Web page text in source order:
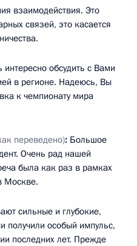
взаимодействия. Это
связей, это касается
обсудить с Вами
в регионе. Надеюсь, Вы
к чемпионату мира
переведено): Большое
Очень рад нашей
была как раз в рамках
Москве.
сильные и глубокие,
получили особый импульс,
последних лет. Прежде